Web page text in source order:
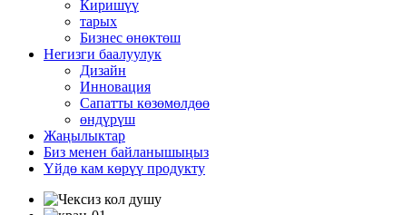
Киришүү
тарых
Бизнес өнөктөш
Негизги баалуулук
Дизайн
Инновация
Сапатты көзөмөлдөө
өндүрүш
Жаңылыктар
Биз менен байланышыңыз
Үйдө кам көрүү продукту